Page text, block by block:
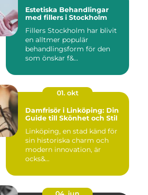
Estetiska Behandlingar
med fillers i Stockholm
Fillers Stockholm har blivit
en alltmer populär
behandlingsform för den
som önskar f&...
01. okt
Damfrisör i Linköping: Din
Guide till Skönhet och Stil
Linköping, en stad känd för
sin historiska charm och
modern innovation, är
ocks&...